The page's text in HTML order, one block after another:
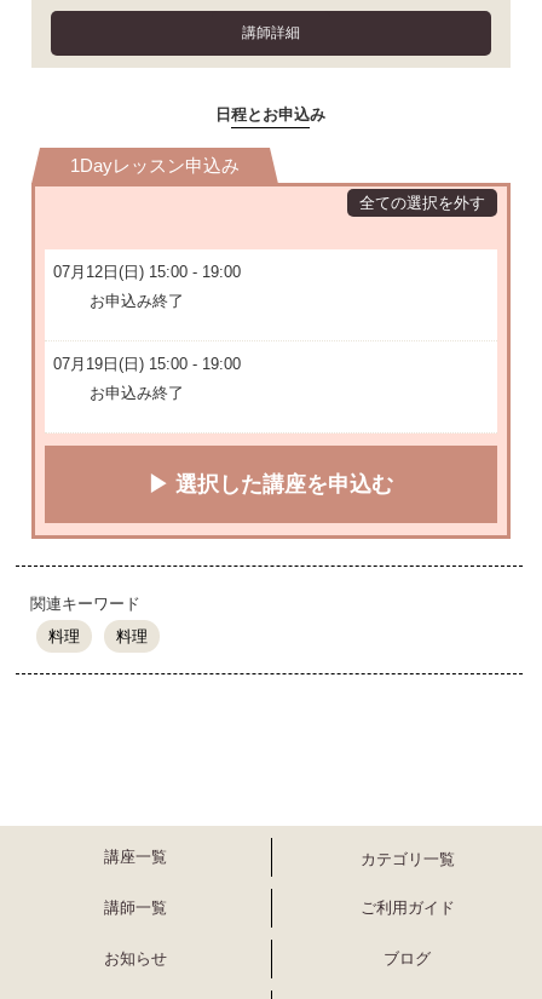
講師詳細
日程とお申込み
1Dayレッスン申込み
全ての選択を外す
07月12日(日) 15:00 - 19:00
お申込み終了
07月19日(日) 15:00 - 19:00
お申込み終了
▶ 選択した講座を申込む
関連キーワード
料理
料理
講座一覧 カテゴリ一覧
講師一覧 ご利用ガイド
お知らせ ブログ